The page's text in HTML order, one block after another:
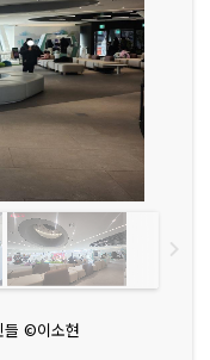
들 ©이소현